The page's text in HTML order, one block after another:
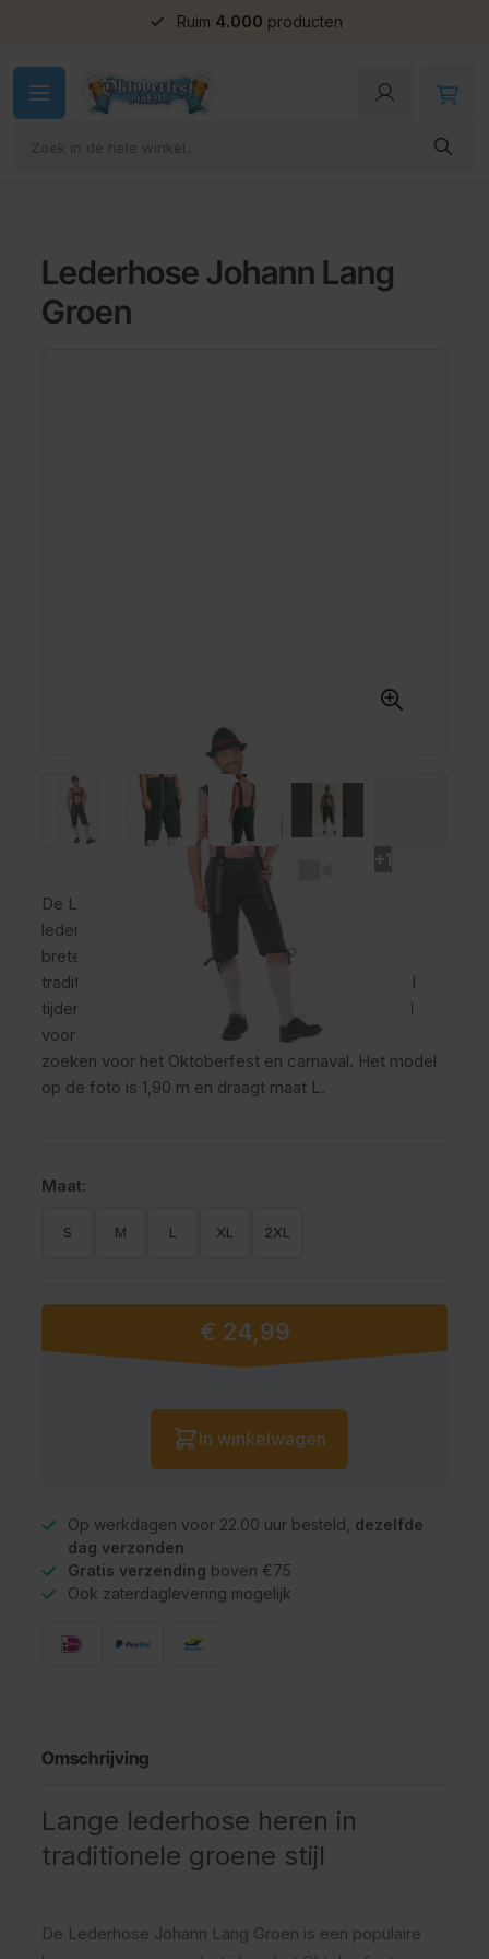
Ruim 4.000 producten
Lederhose Johann Lang
Groen
De Lederhose Johann Lang Groen is een lange
lederhose voor heren van polyester met vaste
bretels, gulp en praktische broekzakken. Deze
traditionele oktoberfest broek draagt comfortabel
tijdens lange feestdagen en themafeesten. Ideaal
voor mannen die een verzorgde Tiroler uitstraling
zoeken voor het Oktoberfest en carnaval. Het model
op de foto is 1,90 m en draagt maat L.
Maat:
S M L XL 2XL
Vanaf:
€ 24,99
Aantal
In winkelwagen
Op werkdagen voor 22.00 uur besteld, dezelfde
dag verzonden
Gratis verzending boven €75
Ook zaterdaglevering mogelijk
Omschrijving
Lange lederhose heren in
traditionele groene stijl
De Lederhose Johann Lang Groen is een populaire